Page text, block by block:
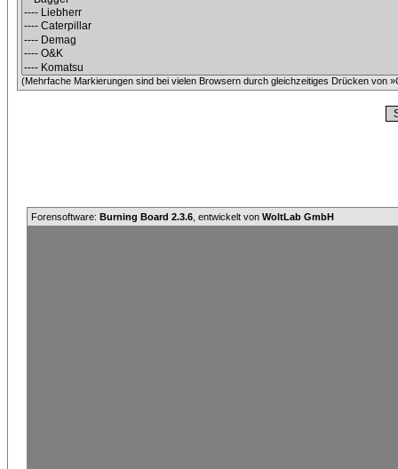
(Mehrfache Markierungen sind bei vielen Browsern durch gleichzeitiges Drücken von
Forensoftware: Burning Board 2.3.6 , entwickelt von WoltLab GmbH